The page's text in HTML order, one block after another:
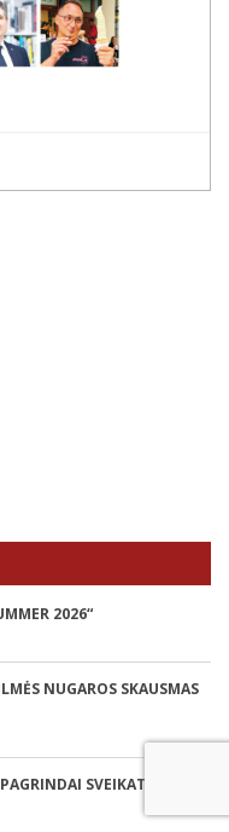
2026“
NUGAROS SKAUSMAS
SVEIKATOS